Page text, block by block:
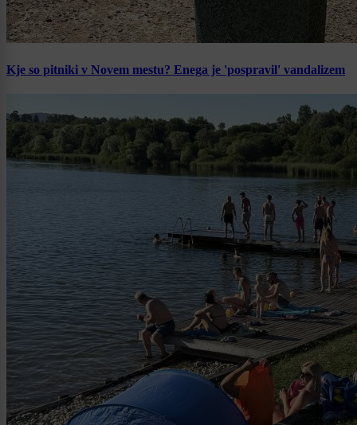
Kje so pitniki v Novem mestu? Enega je 'pospravil' vandalizem